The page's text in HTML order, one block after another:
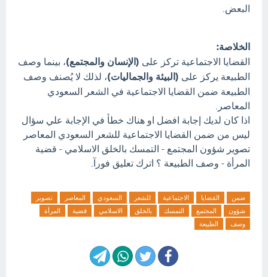
البعض.
الخلاصة:
القضايا الاجتماعية تركز على (الإنسان والمجتمع)، بينما وصف
الطبيعة يركز على (البيئة والجماليات)، لذلك لا يُصنف وصف
الطبيعة ضمن القضايا الاجتماعية في الشعر السعودي
المعاصر.
اذا كان لديك إجابة افضل او هناك خطأ في الإجابة علي سؤال
ليس من ضمن القضايا الاجتماعية للشعر السعودي المعاصر
تصوير شؤون المجتمع - التمسك بالخلق الاسلامي - قضية
المرأة - وصف الطبيعة ؟ اترك تعليق فورآ.
ضمن القضايا الاجتماعية للشعر السعودي المعاصر
تصوير
شؤون
المجتمع التمسك بالخلق الاسلامي قضية
المرأة
وصف
الطبيعة